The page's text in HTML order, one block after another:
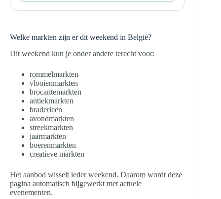
Welke markten zijn er dit weekend in België?
Dit weekend kun je onder andere terecht voor:
rommelmarkten
vlooienmarkten
brocantemarkten
antiekmarkten
braderieën
avondmarkten
streekmarkten
jaarmarkten
boerenmarkten
creatieve markten
Het aanbod wisselt ieder weekend. Daarom wordt deze
pagina automatisch bijgewerkt met actuele
evenementen.